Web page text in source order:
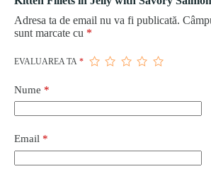
Adresa ta de email nu va fi publicată.
sunt marcate cu *
EVALUAREA TA *
Nume *
Email *